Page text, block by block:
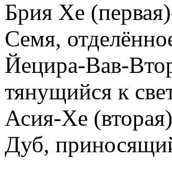
Брия Хе
Семя,
Йецира-Вав-
тянущийся к
Асия-Хе
Дуб,